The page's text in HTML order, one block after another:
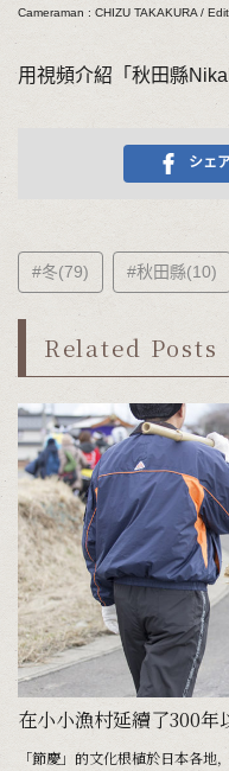
Cameraman : CHIZU TAKAKURA /
用視頻介紹「秋田縣
シェ
#冬(79) #秋田縣(10)
Related Posts
在小小漁村延續了300年
「節慶」的文化根植於日本各